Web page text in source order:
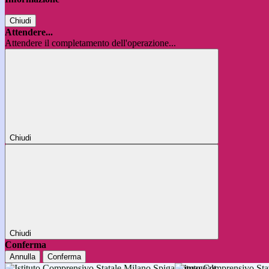
Chiudi
Attendere...
Attendere il completamento dell'operazione...
Chiudi
Chiudi
Conferma
Annulla Conferma